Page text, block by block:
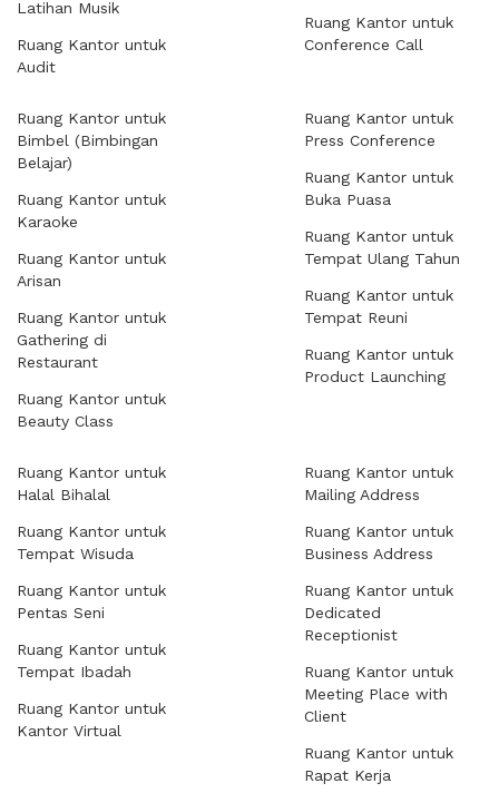
Latihan Musik
Ruang Kantor untuk
Audit
Ruang Kantor untuk
Conference Call
Ruang Kantor untuk
Bimbel (Bimbingan
Belajar)
Ruang Kantor untuk
Karaoke
Ruang Kantor untuk
Arisan
Ruang Kantor untuk
Gathering di
Restaurant
Ruang Kantor untuk
Beauty Class
Ruang Kantor untuk
Press Conference
Ruang Kantor untuk
Buka Puasa
Ruang Kantor untuk
Tempat Ulang Tahun
Ruang Kantor untuk
Tempat Reuni
Ruang Kantor untuk
Product Launching
Ruang Kantor untuk
Halal Bihalal
Ruang Kantor untuk
Tempat Wisuda
Ruang Kantor untuk
Pentas Seni
Ruang Kantor untuk
Tempat Ibadah
Ruang Kantor untuk
Kantor Virtual
Ruang Kantor untuk
Mailing Address
Ruang Kantor untuk
Business Address
Ruang Kantor untuk
Dedicated
Receptionist
Ruang Kantor untuk
Meeting Place with
Client
Ruang Kantor untuk
Rapat Kerja